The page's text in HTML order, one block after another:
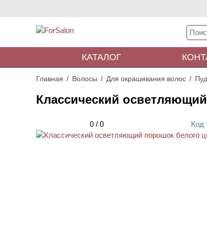
КАТАЛОГ
Главная Волосы Для окрашивания волос
Классический
0 / 0 Код